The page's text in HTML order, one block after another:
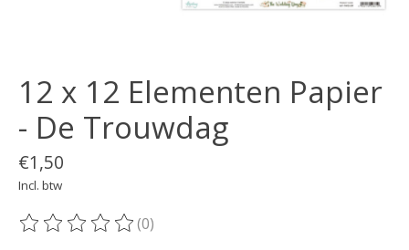
12 x 12 Elementen Papier
- De Trouwdag
€1,50
Incl. btw
De beoordeling van dit product is
(0)